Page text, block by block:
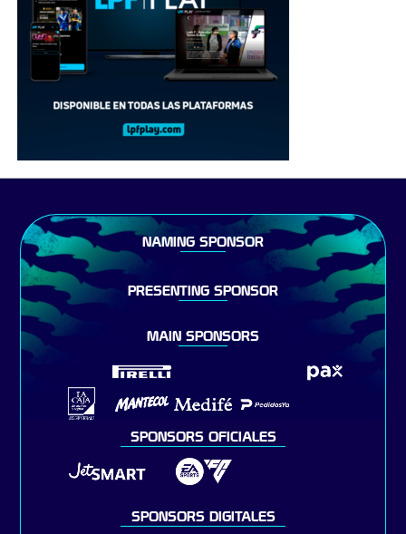
NAMING SPONSOR
PRESENTING SPONSOR
MAIN SPONSORS
SPONSORS OFICIALES
SPONSORS DIGITALES